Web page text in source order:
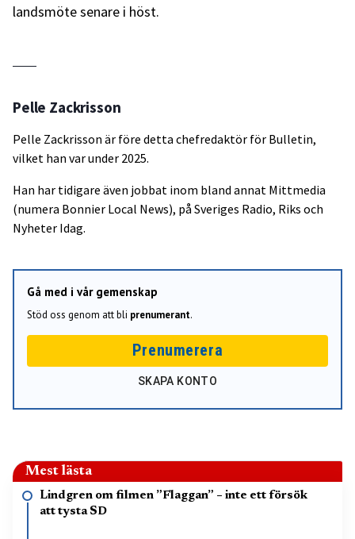
landsmöte senare i höst.
Pelle Zackrisson
Pelle Zackrisson är före detta chefredaktör för Bulletin,
vilket han var under 2025.
Han har tidigare även jobbat inom bland annat Mittmedia
(numera Bonnier Local News), på Sveriges Radio, Riks och
Nyheter Idag.
Gå med i vår gemenskap
Stöd oss genom att bli prenumerant.
Prenumerera
SKAPA KONTO
Mest lästa
Lindgren om filmen ”Flaggan” – inte ett försök
att tysta SD